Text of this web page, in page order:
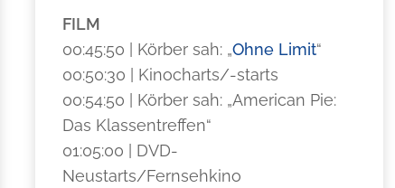
FILM
00:45:50 | Körber sah: „Ohne Limit“
00:50:30 | Kinocharts/-starts
00:54:50 | Körber sah: „American Pie:
Das Klassentreffen“
01:05:00 | DVD-
Neustarts/Fernsehkino